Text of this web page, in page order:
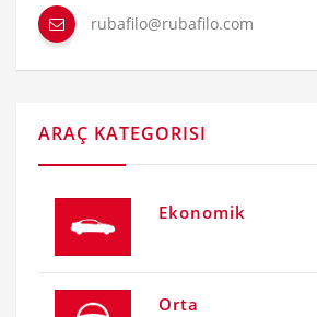
rubafilo@rubafilo.com
ARAÇ KATEGORISI
Ekonomik
Orta